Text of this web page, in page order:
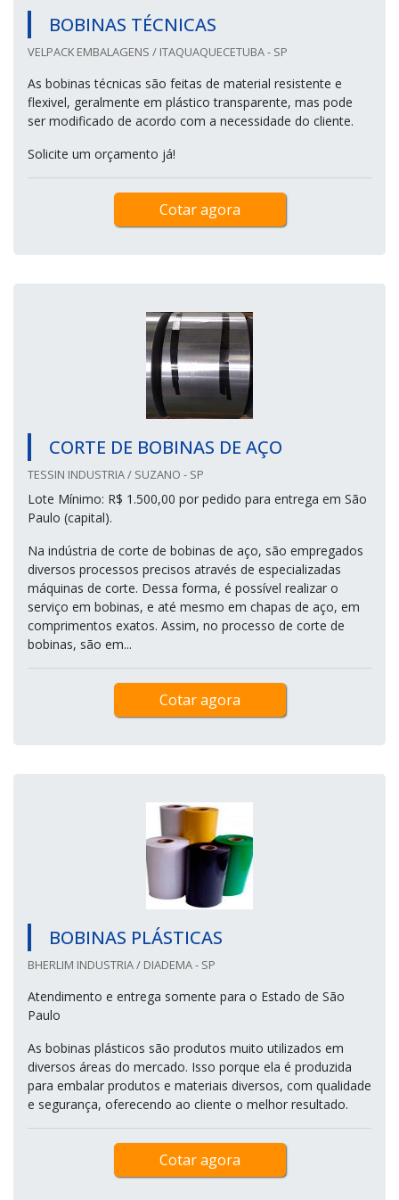
BOBINAS TÉCNICAS
VELPACK EMBALAGENS / ITAQUAQUECETUBA - SP
As bobinas técnicas são feitas de material resistente e
flexivel, geralmente em plástico transparente, mas pode
ser modificado de acordo com a necessidade do cliente.
Solicite um orçamento já!
Cotar agora
CORTE DE BOBINAS DE AÇO
TESSIN INDUSTRIA / SUZANO - SP
Lote Mínimo: R$ 1.500,00 por pedido para entrega em São
Paulo (capital).
Na indústria de corte de bobinas de aço, são empregados
diversos processos precisos através de especializadas
máquinas de corte. Dessa forma, é possível realizar o
serviço em bobinas, e até mesmo em chapas de aço, em
comprimentos exatos. Assim, no processo de corte de
bobinas, são em...
Cotar agora
BOBINAS PLÁSTICAS
BHERLIM INDUSTRIA / DIADEMA - SP
Atendimento e entrega somente para o Estado de São
Paulo
As bobinas plásticos são produtos muito utilizados em
diversos áreas do mercado. Isso porque ela é produzida
para embalar produtos e materiais diversos, com qualidade
e segurança, oferecendo ao cliente o melhor resultado.
Cotar agora